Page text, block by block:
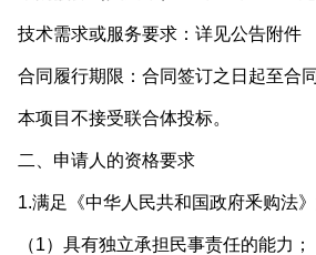
术需求或服务要求：详见公告附件
同履行期限：合同签订之日起至合同
项目不接受联合体投标。
、申请人的资格要求
满足《中华人民共和国政府釆购法》
1）具有独立承担民事责任的能力；